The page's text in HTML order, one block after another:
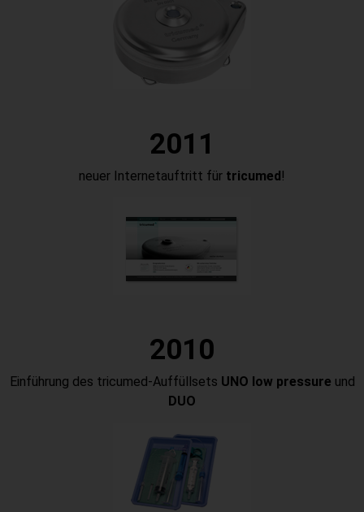
2011
neuer Internetauftritt für tricumed!
2010
Einführung des tricumed-Auffüllsets UNO low pressure und
DUO